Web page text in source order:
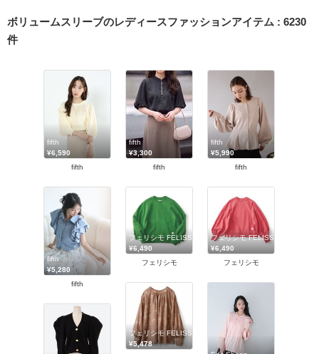
ボリュームスリーブのレディースファッションアイテム : 6230
件
fifth
¥6,590
fifth
fifth
¥3,300
fifth
fifth
¥5,990
fifth
fifth
¥5,280
fifth
フェリシモ FELISSIMO
¥6,490
フェリシモ
フェリシモ FELISSIMO
¥6,490
フェリシモ
フェリシモ FELISSIMO
¥5,478